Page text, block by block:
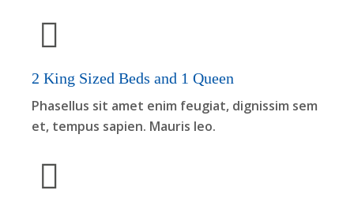
2 King Sized Beds and 1 Queen
Phasellus sit amet enim feugiat, dignissim sem
et, tempus sapien. Mauris leo.